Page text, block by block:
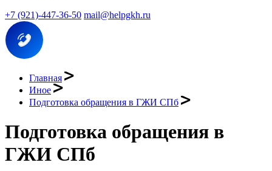
+7 (921)-447-36-50 mail@helpgkh.ru
Главная
Иное
Подготовка обращения в ГЖИ СПб
Подготовка обращения в
ГЖИ СПб